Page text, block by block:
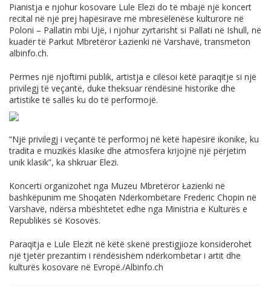
Pianistja e njohur kosovare Lule Elezi do të mbajë një koncert
recital në një prej hapësirave më mbresëlënëse kulturore në
Poloni – Pallatin mbi Ujë, i njohur zyrtarisht si Pallati në Ishull, në
kuadër të Parkut Mbretëror Łazienki në Varshavë, transmeton
albinfo.ch.
Përmes një njoftimi publik, artistja e cilësoi këtë paraqitje si një
privilegj të veçantë, duke theksuar rëndësinë historike dhe
artistike të sallës ku do të performojë.
“Një privilegj i veçantë të performoj në këtë hapësirë ikonike, ku
tradita e muzikës klasike dhe atmosfera krijojnë një përjetim
unik klasik”, ka shkruar Elezi.
Koncerti organizohet nga Muzeu Mbretëror Łazienki në
bashkëpunim me Shoqatën Ndërkombëtare Frederic Chopin në
Varshavë, ndërsa mbështetet edhe nga Ministria e Kulturës e
Republikës së Kosovës.
Paraqitja e Lule Elezit në këtë skenë prestigjioze konsiderohet
një tjetër prezantim i rëndësishëm ndërkombëtar i artit dhe
kulturës kosovare në Evropë./Albinfo.ch